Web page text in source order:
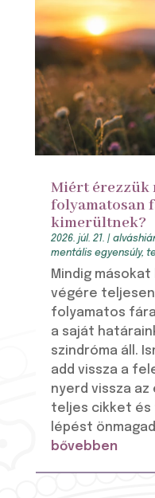
Miért érezzük
folyamatosan
kimerültnek?
2026. júl. 21. |
mentális egyensúly,
Mindig
végére teljesen
folyamatos
a saját
szindróma áll.
add vissza a
nyerd vissza az
teljes cikket és
lépést
bővebben